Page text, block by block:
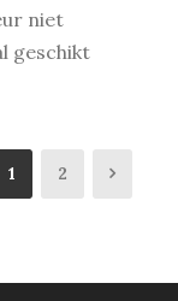
niet
geschikt
1 2